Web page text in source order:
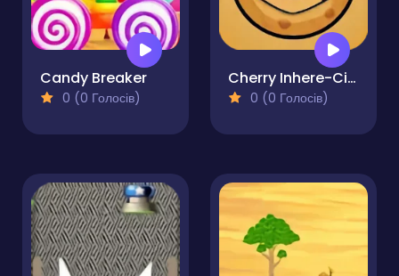
Candy Breaker
0 (0 Голосів)
Cherry Inhere-Circle Pong King
0 (0 Голосів)